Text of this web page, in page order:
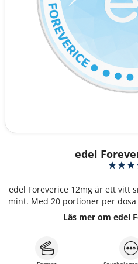
edel
edel Foreverice 12mg är ett vitt
mint. Med 20 portioner per
Läs mer om edel